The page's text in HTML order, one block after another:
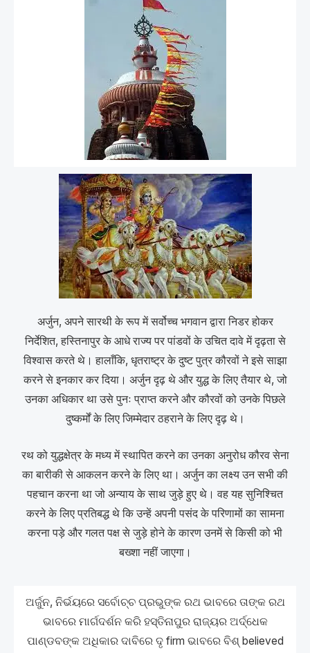
अर्जुन, अपने सारथी के रूप में सर्वोच्च भगवान द्वारा निडर होकर
निर्देशित, हस्तिनापुर के आधे राज्य पर पांडवों के उचित दावे में दृढ़ता से
विश्वास करते थे। हालाँकि, धृतराष्ट्र के दुष्ट पुत्र कौरवों ने इसे साझा
करने से इनकार कर दिया। अर्जुन दृढ़ थे और युद्ध के लिए तैयार थे, जो
उनका अधिकार था उसे पुनः प्राप्त करने और कौरवों को उनके पिछले
दुष्कर्मों के लिए जिम्मेदार ठहराने के लिए दृढ़ थे।
रथ को युद्धक्षेत्र के मध्य में स्थापित करने का उनका अनुरोध कौरव सेना
का बारीकी से आकलन करने के लिए था। अर्जुन का लक्ष्य उन सभी की
पहचान करना था जो अन्याय के साथ जुड़े हुए थे। वह यह सुनिश्चित
करने के लिए प्रतिबद्ध थे कि उन्हें अपनी पसंद के परिणामों का सामना
करना पड़े और गलत पक्ष से जुड़े होने के कारण उनमें से किसी को भी
बख्शा नहीं जाएगा।
ଅର୍ଜୁନ, ନିର୍ଭୟରେ ସର୍ବୋଚ୍ଚ ପ୍ରଭୁଙ୍କ ରଥ ଭାବରେ ତାଙ୍କ ରଥ
ଭାବରେ ମାର୍ଗଦର୍ଶନ କରି ହସ୍ତିନାପୁର ରାଜ୍ୟର ଅର୍ଦ୍ଧେକ
ପାଣ୍ଡବଙ୍କ ଅଧିକାର ଦାବିରେ ଦୃ firm ଭାବରେ ବିଶ୍ believed